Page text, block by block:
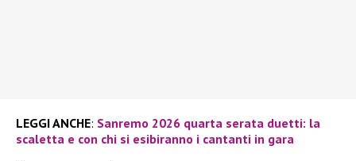
LEGGI ANCHE: Sanremo 2026 quarta serata duetti: la
scaletta e con chi si esibiranno i cantanti in gara